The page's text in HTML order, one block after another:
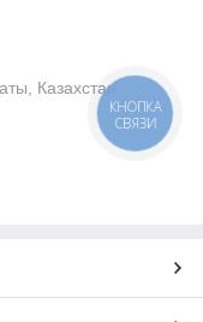
Казахстан